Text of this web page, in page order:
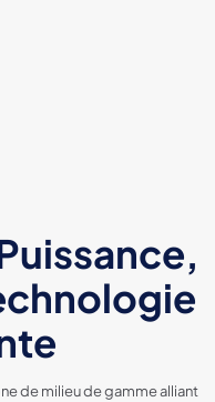
de milieu de gamme alliant